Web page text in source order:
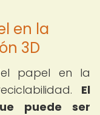
en la
3D
papel en la
El
puede ser